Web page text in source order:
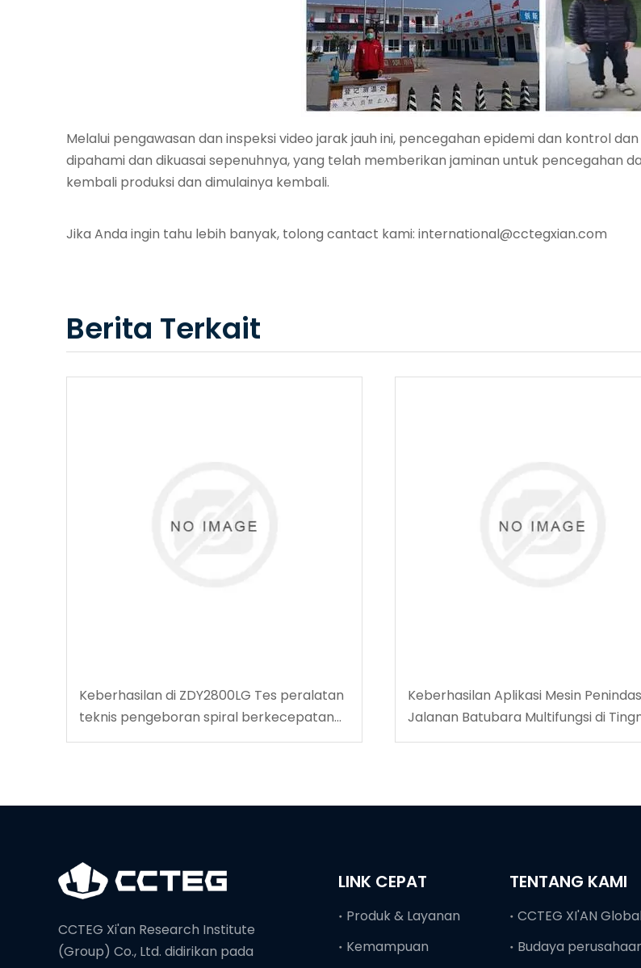
Melalui pengawasan dan inspeksi video jarak jauh ini, pencegahan epidemi dan kontrol
dipahami dan dikuasai sepenuhnya, yang telah memberikan jaminan untuk pencegahan
kembali produksi dan dimulainya kembali.
Jika Anda ingin tahu lebih banyak, tolong cantact kami: international@cctegxian.com
Berita Terkait
Keberhasilan di ZDY2800LG Tes peralatan
teknis pengeboran spiral berkecepatan
tinggi
Keberhasilan Aplikasi Mesin
Jalanan Batubara Multifungsi di
Coalmine
CCTEG Xi'an Research Institute
(Group) Co., Ltd. didirikan pada
LINK CEPAT
Produk & Layanan
Kemampuan
TENTANG KAMI
CCTEG XI'AN
Budaya